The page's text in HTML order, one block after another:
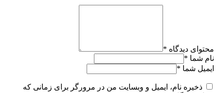
محتوای دیدگاه *
نام شما *
ایمیل شما *
ذخیره نام، ایمیل و وبسایت من در مرورگر برای زمانی که